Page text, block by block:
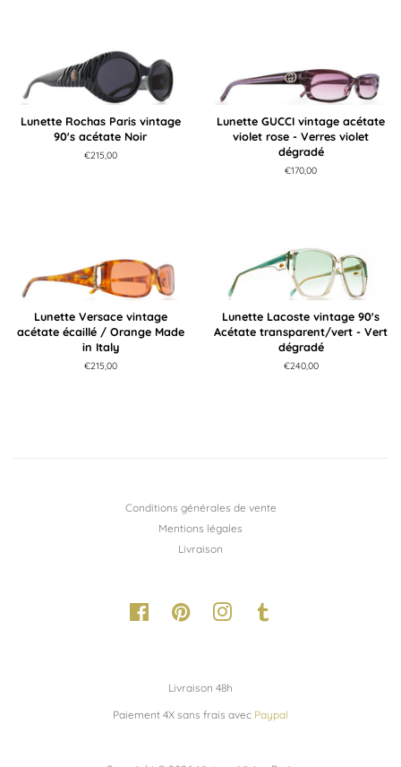
Lunette Rochas Paris vintage
90's acétate Noir
Prix
€215,00
Lunette GUCCI vintage acétate
violet rose - Verres violet
dégradé
Prix
€170,00
Lunette Versace vintage
acétate écaillé / Orange Made
in Italy
Prix
€215,00
Lunette Lacoste vintage 90's
Acétate transparent/vert - Vert
dégradé
Prix
€240,00
Conditions générales de vente
Mentions légales
Livraison
FacebookPinterestInstagram
Livraison 48h
Paiement 4X sans frais avec Paypal